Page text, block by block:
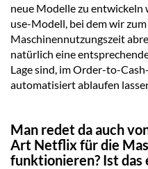
neue Modelle zu entwickeln
use-Modell, bei dem wir
Maschinennutzungszeit
natürlich eine
Lage sind, im Order-to-
automatisiert ablaufen
Man redet da auch
Art Netflix für die
funktionieren? Ist das